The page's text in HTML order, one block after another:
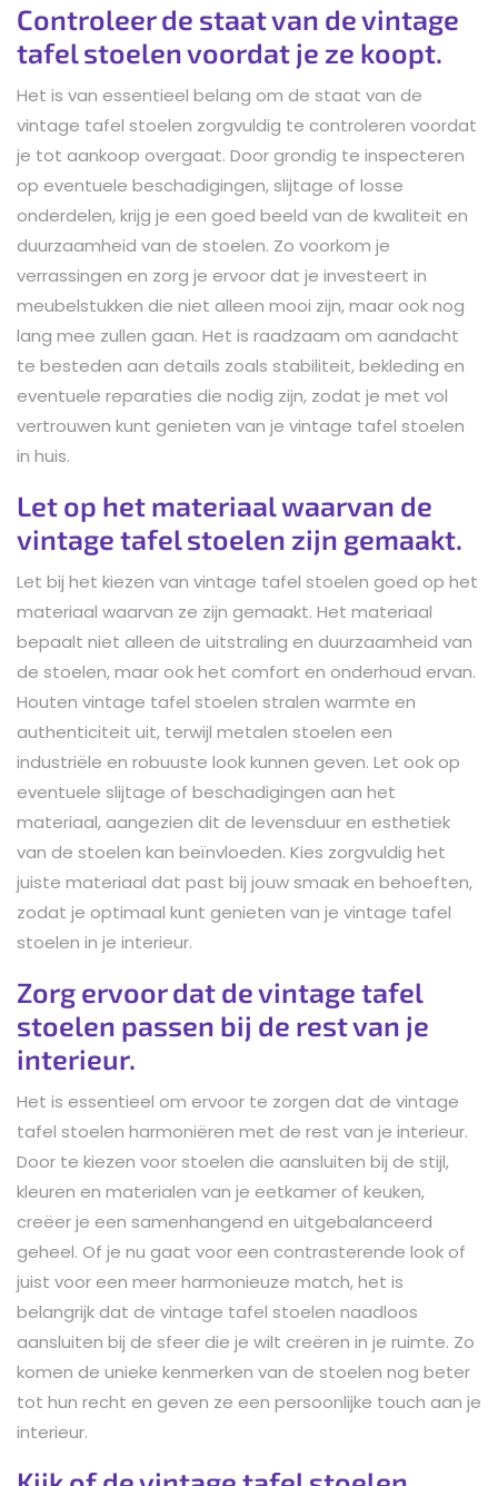
Controleer de staat van de vintage
tafel stoelen voordat je ze koopt.
Het is van essentieel belang om de staat van de
vintage tafel stoelen zorgvuldig te controleren voordat
je tot aankoop overgaat. Door grondig te inspecteren
op eventuele beschadigingen, slijtage of losse
onderdelen, krijg je een goed beeld van de kwaliteit en
duurzaamheid van de stoelen. Zo voorkom je
verrassingen en zorg je ervoor dat je investeert in
meubelstukken die niet alleen mooi zijn, maar ook nog
lang mee zullen gaan. Het is raadzaam om aandacht
te besteden aan details zoals stabiliteit, bekleding en
eventuele reparaties die nodig zijn, zodat je met vol
vertrouwen kunt genieten van je vintage tafel stoelen
in huis.
Let op het materiaal waarvan de
vintage tafel stoelen zijn gemaakt.
Let bij het kiezen van vintage tafel stoelen goed op het
materiaal waarvan ze zijn gemaakt. Het materiaal
bepaalt niet alleen de uitstraling en duurzaamheid van
de stoelen, maar ook het comfort en onderhoud ervan.
Houten vintage tafel stoelen stralen warmte en
authenticiteit uit, terwijl metalen stoelen een
industriële en robuuste look kunnen geven. Let ook op
eventuele slijtage of beschadigingen aan het
materiaal, aangezien dit de levensduur en esthetiek
van de stoelen kan beïnvloeden. Kies zorgvuldig het
juiste materiaal dat past bij jouw smaak en behoeften,
zodat je optimaal kunt genieten van je vintage tafel
stoelen in je interieur.
Zorg ervoor dat de vintage tafel
stoelen passen bij de rest van je
interieur.
Het is essentieel om ervoor te zorgen dat de vintage
tafel stoelen harmoniëren met de rest van je interieur.
Door te kiezen voor stoelen die aansluiten bij de stijl,
kleuren en materialen van je eetkamer of keuken,
creëer je een samenhangend en uitgebalanceerd
geheel. Of je nu gaat voor een contrasterende look of
juist voor een meer harmonieuze match, het is
belangrijk dat de vintage tafel stoelen naadloos
aansluiten bij de sfeer die je wilt creëren in je ruimte. Zo
komen de unieke kenmerken van de stoelen nog beter
tot hun recht en geven ze een persoonlijke touch aan je
interieur.